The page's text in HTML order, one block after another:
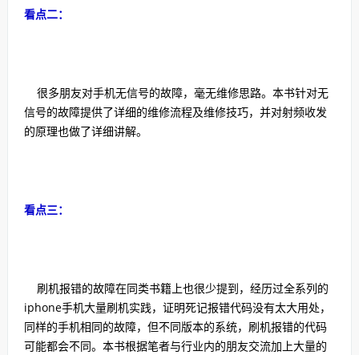
看点二：
很多朋友对手机无信号的故障，毫无维修思路。本书针对无
信号的故障提供了详细的维修流程及维修技巧，并对射频收发
的原理也做了详细讲解。
看点三：
刷机报错的故障在同类书籍上也很少提到，经历过全系列的
iphone手机大量刷机实践，证明死记报错代码没有太大用处，
同样的手机相同的故障，但不同版本的系统，刷机报错的代码
可能都会不同。本书根据笔者与行业内的朋友交流加上大量的